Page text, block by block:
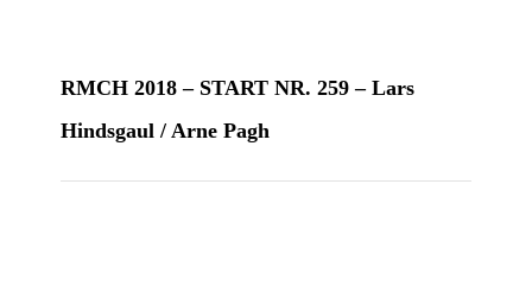
RMCH 2018 – START NR. 259 – Lars
Hindsgaul / Arne Pagh